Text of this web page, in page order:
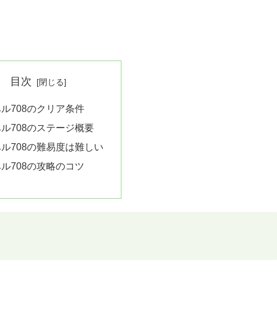
目次
ル708のクリア条件
ル708のステージ概要
ル708の難易度は難しい
ル708の攻略のコツ